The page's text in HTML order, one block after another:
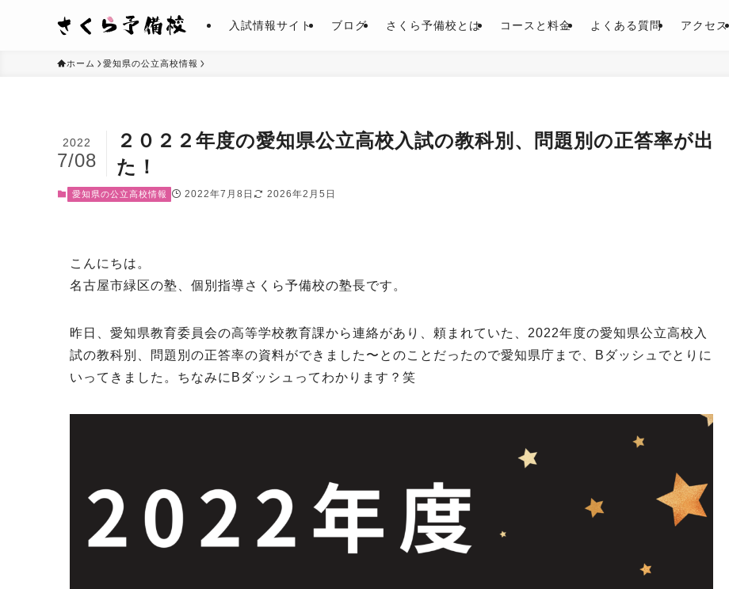
入試情報サイト ブログ さくら予備校とは コースと料金 よくある質問 アクセス
ホーム 愛知県の公立高校情報
２０２２年度の愛知県公立高校入試の教科別、問題別の正答率が出
た！
2022
7/08
愛知県の公立高校情報 2022年7月8日 2026年2月5日
こんにちは。
名古屋市緑区の塾、個別指導さくら予備校の塾長です。
昨日、愛知県教育委員会の高等学校教育課から連絡があり、頼まれていた、2022年度の愛知県公立高校入
試の教科別、問題別の正答率の資料ができました〜とのことだったので愛知県庁まで、Bダッシュでとりに
いってきました。ちなみにBダッシュってわかります？笑